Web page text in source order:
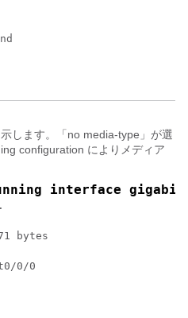
します。「no media-type」が選
configuration によりメディア
interface
bytes
0/0